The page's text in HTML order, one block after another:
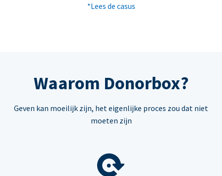
*Lees de casus
Waarom Donorbox?
Geven kan moeilijk zijn, het eigenlijke proces zou dat niet
moeten zijn